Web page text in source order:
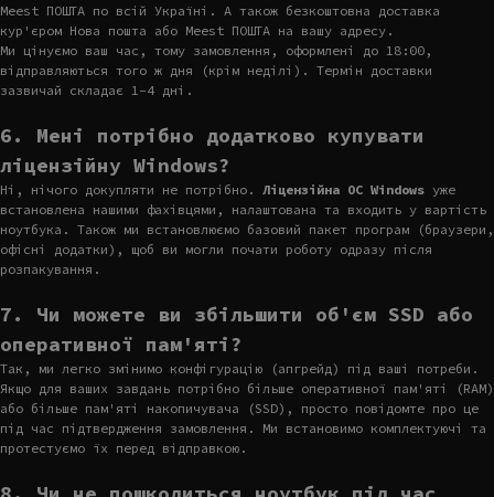
Meest ПОШТА по всій Україні. А також безкоштовна доставка
кур'єром Нова пошта або Meest ПОШТА на вашу адресу.
Ми цінуємо ваш час, тому замовлення, оформлені до 18:00,
відправляються того ж дня (крім неділі). Термін доставки
зазвичай складає 1-4 дні.
6. Мені потрібно додатково купувати
ліцензійну Windows?
Ні, нічого докупляти не потрібно. Ліцензійна ОС Windows уже
встановлена нашими фахівцями, налаштована та входить у вартість
ноутбука. Також ми встановлюємо базовий пакет програм (браузери,
офісні додатки), щоб ви могли почати роботу одразу після
розпакування.
7. Чи можете ви збільшити об'єм SSD або
оперативної пам'яті?
Так, ми легко змінимо конфігурацію (апгрейд) під ваші потреби.
Якщо для ваших завдань потрібно більше оперативної пам'яті (RAM)
або більше пам'яті накопичувача (SSD), просто повідомте про це
під час підтвердження замовлення. Ми встановимо комплектуючі та
протестуємо їх перед відправкою.